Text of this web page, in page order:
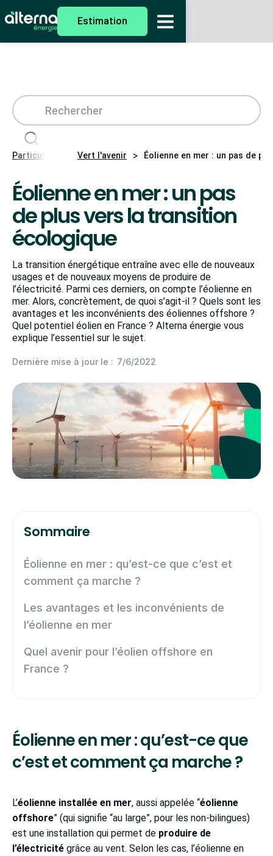
Estimation
Particuliers Vert l'avenir > Éolienne en mer : un pas de
Éolienne en mer : un pas
de plus vers la transition
écologique
La transition énergétique entraîne avec elle de nouveaux
usages et de nouveaux moyens de produire de
l’électricité. Parmi ces derniers, on compte l’éolienne en
mer. Alors, concrètement, de quoi s’agit-il ? Quels sont les
avantages et les inconvénients des éoliennes offshore ?
Quel potentiel éolien en France ? Alterna énergie vous
explique l’essentiel sur le sujet.
Dernière mise à jour le : 7/6/2022
Sommaire
Éolienne en mer : qu’est-ce que c’est et
comment ça marche ?
Les avantages et les inconvénients de
l’éolienne en mer
Quel avenir pour l’éolien offshore en
France ?
Éolienne en mer : qu’est-ce que
c’est et comment ça marche ?
L’éolienne installée en mer, aussi appelée “éolienne
offshore” (qui signifie “au large”, pour les non-bilingues)
est une installation qui permet de produire de
l’électricité grâce au vent. Selon les cas, l’éolienne en